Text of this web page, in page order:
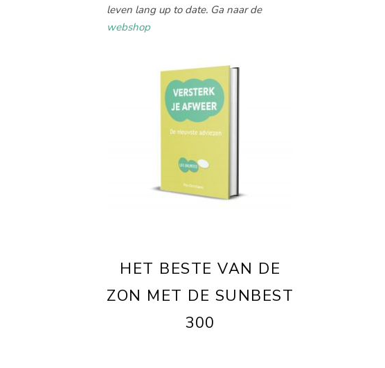
leven lang up to date. Ga naar de
webshop
HET BESTE VAN DE
ZON MET DE SUNBEST
300